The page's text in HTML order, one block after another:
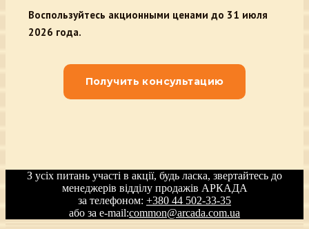
Воспользуйтесь акционными ценами до 31 июля
2026 года.
Получить консультацию
З усіх питань участі в акції, будь ласка, звертайтесь до
менеджерів відділу продажів АРКАДА
за телефоном: +380 44 502-33-35
або за e-mail:common@arcada.com.ua